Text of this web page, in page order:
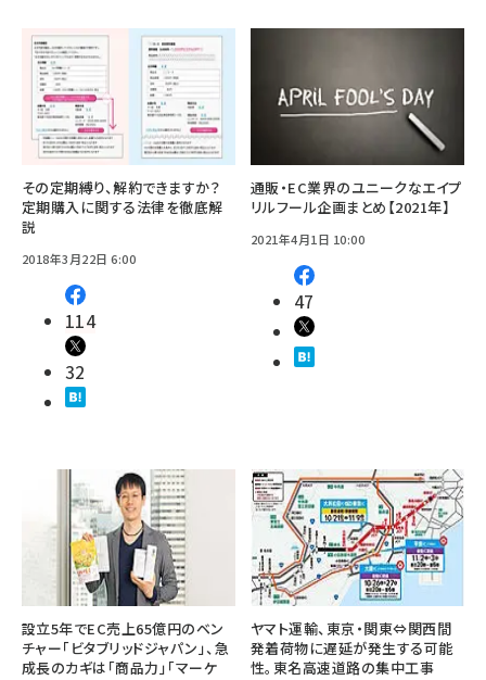
その定期縛り、解約できますか？
定期購入に関する法律を徹底解
説
2018年3月22日 6:00
114
32
通販・EC業界のユニークなエイプ
リルフール企画まとめ【2021年】
2021年4月1日 10:00
47
設立5年でEC売上65億円のベン
チャー「ビタブリッドジャパン」、急
成長のカギは「商品力」「マーケ
ヤマト運輸、東京・関東⇔関西間
発着荷物に遅延が発生する可能
性。東名高速道路の集中工事